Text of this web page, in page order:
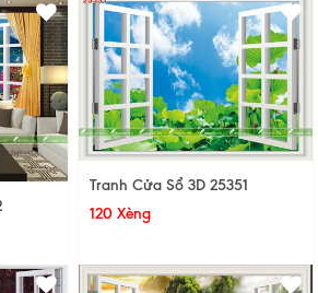
Tranh Cửa Sổ 3D 25351
120 Xèng